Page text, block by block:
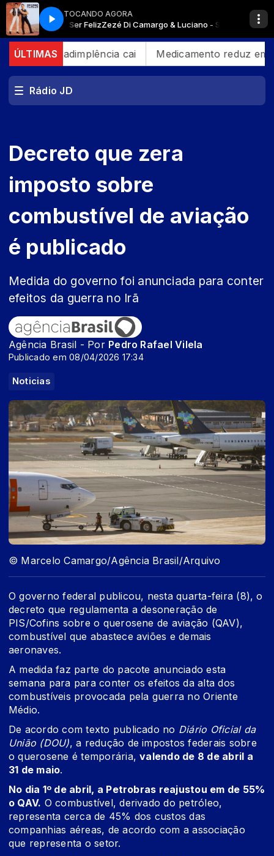
TOCANDO AGORA
Medo de Ser FelizZezé Di Camargo & Luciano - Sem Medo de Ser
ÚLTIMAS
mas inadimplência cai Medicamento reduz em até
Rádio JD
Decreto que zera
imposto sobre
combustível de aviação
é publicado
Medida do governo foi anunciada para conter
efeitos da guerra no Irã
Agência Brasil - Por Pedro Rafael Vilela
Publicado em 08/04/2026 17:34
Noticias
© Marcelo Camargo/Agência Brasil/Arquivo
O governo federal publicou, nesta quarta-feira (8), o
decreto que regulamenta a desoneração de
PIS/Cofins sobre o querosene de aviação (QAV),
combustível que abastece aviões e demais
aeronaves.
A medida faz parte do pacote anunciado esta
semana para para conter os efeitos da alta dos
combustíveis provocada pela guerra no Oriente
Médio.
De acordo com texto publicado no Diário Oficial da
União (DOU), a redução de impostos federais sobre
o querosene é temporária,valendo de 8 de abril a
31 de maio.
No dia 1º de abril, a Petrobras reajustou em de 55%
o QAV. O combustível, derivado do petróleo,
representa cerca de 45% dos custos das
companhias aéreas, de acordo com a associação
que representa o setor.